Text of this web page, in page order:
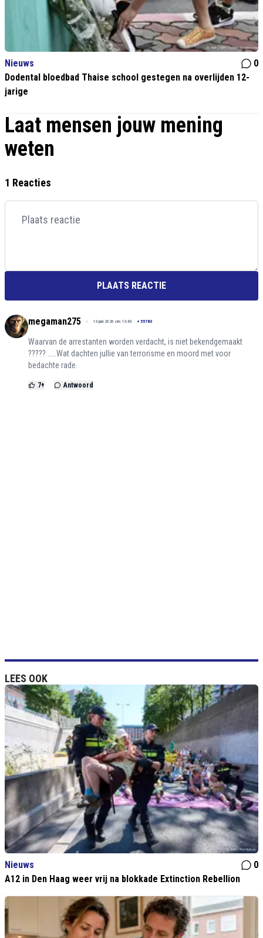
Nieuws
0
Dodental bloedbad Thaise school gestegen na overlijden 12-
jarige
Laat mensen jouw mening
weten
1 Reacties
PLAATS REACTIE
megaman275 13 juni 2026 om 13:40 + 55783
Waarvan de arrestanten worden verdacht, is niet bekendgemaakt
????? .....Wat dachten jullie van terrorisme en moord met voor
bedachte rade.
7+ Antwoord
LEES OOK
Nieuws
0
A12 in Den Haag weer vrij na blokkade Extinction Rebellion